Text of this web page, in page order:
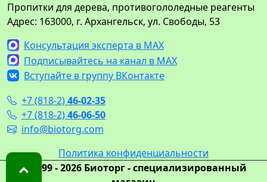
Пропитки для дерева, противогололедные реагенты
Адрес: 163000, г. Архангельск, ул. Свободы, 53
Консультация эксперта в MAX
Подписывайтесь на канал в MAX
Вступайте в группу ВКонтакте
+7 (818-2)46-02-35
+7 (818-2)46-06-50
info@biotorg.com
Политика конфиденциальности
© 1999 - 2026 Биоторг - специализированный